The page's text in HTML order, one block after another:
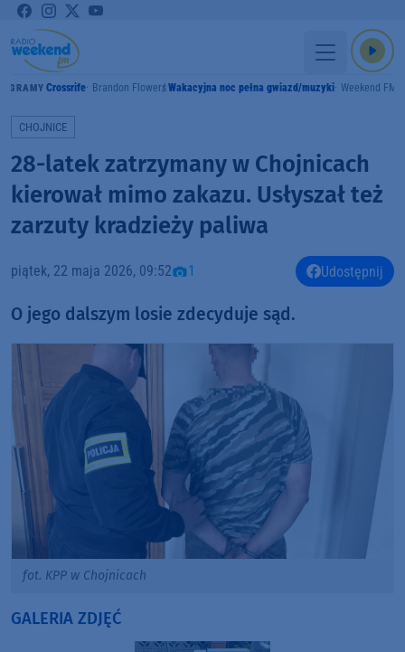
GRAMY Crossrife Brandon FlowersWakacyjna noc pełna gwiazd/muzyki Weekend FM
CHOJNICE
28-latek zatrzymany w Chojnicach
kierował mimo zakazu. Usłyszał też
zarzuty kradzieży paliwa
piątek, 22 maja 2026, 09:52 1 Udostępnij
O jego dalszym losie zdecyduje sąd.
fot. KPP w Chojnicach
GALERIA ZDJĘĆ